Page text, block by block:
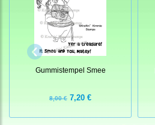
Gummistempel Smee
8,00 € 7,20 €